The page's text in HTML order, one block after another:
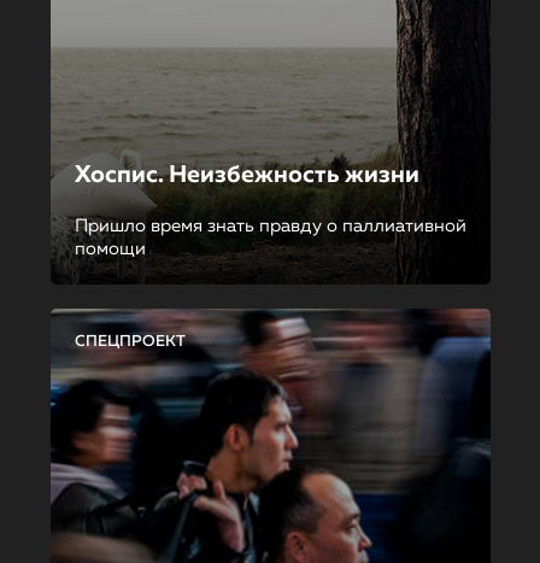
Хоспис. Неизбежность жизни
Пришло время знать правду о паллиативной
помощи
СПЕЦПРОЕКТ